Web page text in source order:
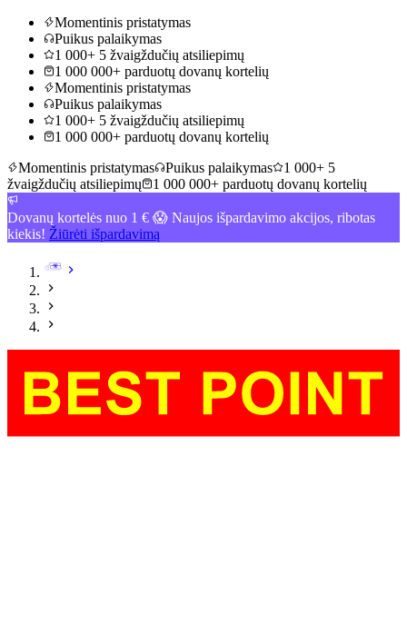
Momentinis pristatymas
Puikus palaikymas
1 000+ 5 žvaigždučių atsiliepimų
1 000 000+ parduotų dovanų kortelių
Momentinis pristatymas
Puikus palaikymas
1 000+ 5 žvaigždučių atsiliepimų
1 000 000+ parduotų dovanų kortelių
Momentinis pristatymas
Puikus palaikymas
1 000+ 5
žvaigždučių atsiliepimų
1 000 000+ parduotų dovanų kortelių
Dovanų kortelės nuo 1 € 😱 Naujos išpardavimo akcijos, ribotas
kiekis! Žiūrėti išpardavimą